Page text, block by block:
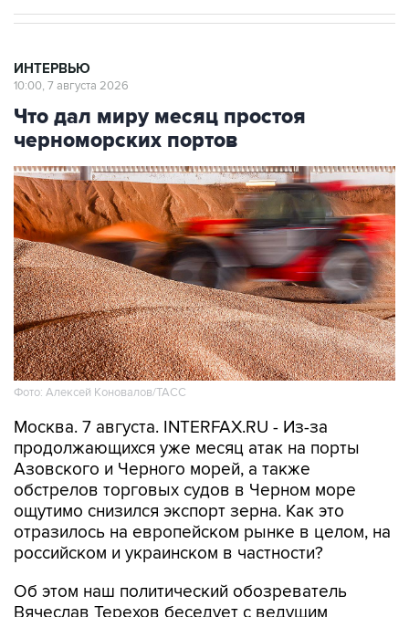
ИНТЕРВЬЮ
10:00, 7 августа 2026
Что дал миру месяц простоя
черноморских портов
Фото: Алексей Коновалов/ТАСС
Москва. 7 августа. INTERFAX.RU - Из-за
продолжающихся уже месяц атак на порты
Азовского и Черного морей, а также
обстрелов торговых судов в Черном море
ощутимо снизился экспорт зерна. Как это
отразилось на европейском рынке в целом, на
российском и украинском в частности?
Об этом наш политический обозреватель